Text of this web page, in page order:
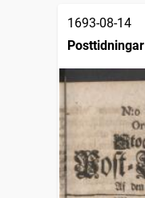
1693-08-14
Posttidningar